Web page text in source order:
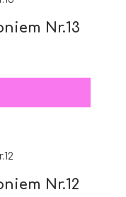
Nr.13
Nr.12